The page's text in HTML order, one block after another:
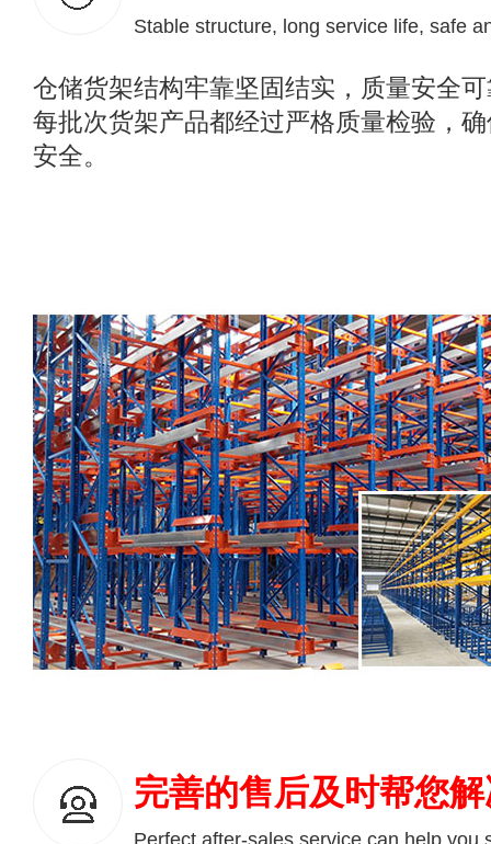
Stable structure, long service life, safe
仓储货架结构牢靠坚固结实，质量安全
每批次货架产品都经过严格质量检验，
安全。
完善的售后及时帮您
Perfect after-sales service can help you